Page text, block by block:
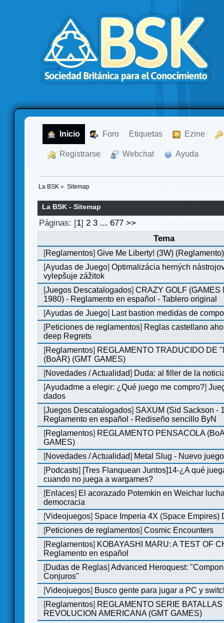
Inicio Foro Etiquetas Ezine
Registrarse Webchat Ayuda
La BSK » Sitemap
La BSK - Sitemap
Páginas: [1]2 3 ...677 >>
Tema
[Reglamentos]Give Me Liberty! (3W) (Reglamento)
[Ayudas de Juego]Optimalizácia herných
vylepšuje zážitok
[Juegos Descatalogados]CRAZY GOLF (GAMES
1980) - Reglamento en español - Tablero original
[Ayudas de Juego] Last bastion medidas de
[Peticiones de reglamentos] Reglas castellano
deep Regrets
[Reglamentos] REGLAMENTO TRADUCIDO DE
(BoAR) (GMT GAMES)
[Novedades / Actualidad] Duda: al filler de la
[Ayudadme a elegir: ¿Qué juego me compro?]
dados
[Juegos Descatalogados] SAXUM (Sid Sackson -
Reglamento en español - Rediseño sencillo ByN
[Reglamentos] REGLAMENTO PENSACOLA
GAMES)
[Novedades / Actualidad] Metal Slug - Nuevo
[Podcasts] [Tres Flanquean Juntos]14-¿A qué
cuando no juega a wargames?
[Enlaces] El acorazado Potemkin en Weichar
democracia
[Videojuegos] Space Imperia 4X (Space Empires)
[Peticiones de reglamentos]Cosmic Encounters
[Reglamentos] KOBAYASHI MARU: A TEST OF
Reglamento en español
[Dudas de Reglas]Advanced Heroquest:
Conjuros"
[Videojuegos] Busco gente para jugar a PC y
[Reglamentos] REGLAMENTO SERIE
REVOLUCION AMERICANA (GMT GAMES)